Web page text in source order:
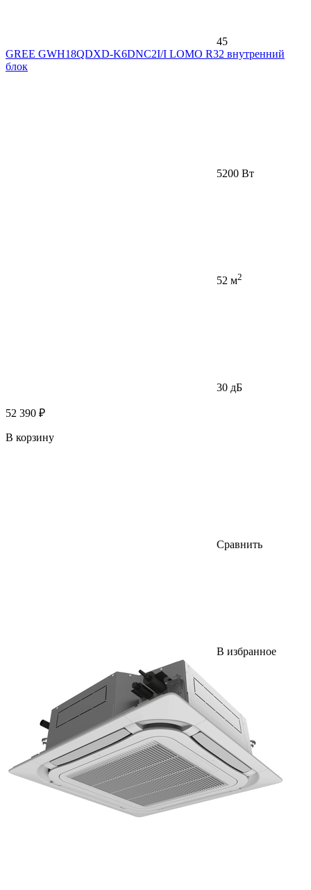
45
GREE GWH18QDXD-K6DNC2I/I LOMO R32 внутренний
блок
5200 Вт
52 м2
30 дБ
52 390 ₽
В корзину
Сравнить
В избранное